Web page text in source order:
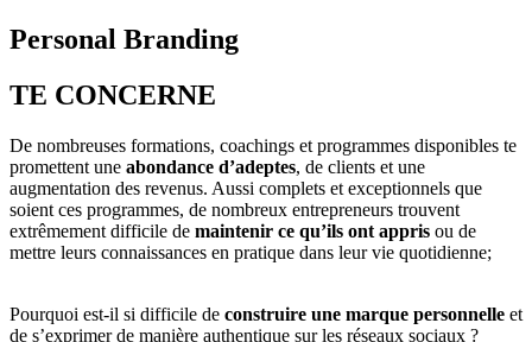
Personal Branding
TE CONCERNE
De nombreuses formations, coachings et programmes disponibles te
promettent une abondance d’adeptes, de clients et une
augmentation des revenus. Aussi complets et exceptionnels que
soient ces programmes, de nombreux entrepreneurs trouvent
extrêmement difficile de maintenir ce qu’ils ont appris ou de
mettre leurs connaissances en pratique dans leur vie quotidienne;
Pourquoi est-il si difficile de construire une marque personnelle et
de s’exprimer de manière authentique sur les réseaux sociaux ?